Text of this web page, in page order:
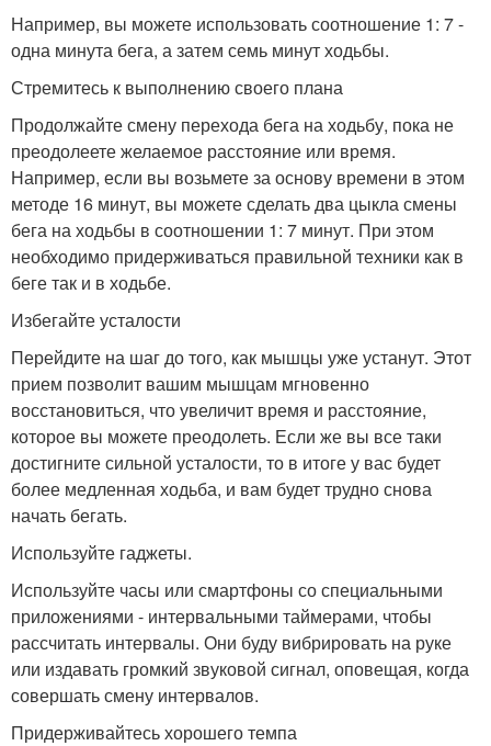
Например, вы можете использовать соотношение 1: 7 -
одна минута бега, а затем семь минут ходьбы.
Стремитесь к выполнению своего плана
Продолжайте смену перехода бега на ходьбу, пока не
преодолеете желаемое расстояние или время.
Например, если вы возьмете за основу времени в этом
методе 16 минут, вы можете сделать два цыкла смены
бега на ходьбы в соотношении 1: 7 минут. При этом
необходимо придерживаться правильной техники как в
беге так и в ходьбе.
Избегайте усталости
Перейдите на шаг до того, как мышцы уже устанут. Этот
прием позволит вашим мышцам мгновенно
восстановиться, что увеличит время и расстояние,
которое вы можете преодолеть. Если же вы все таки
достигните сильной усталости, то в итоге у вас будет
более медленная ходьба, и вам будет трудно снова
начать бегать.
Используйте гаджеты.
Используйте часы или смартфоны со специальными
приложениями - интервальными таймерами, чтобы
рассчитать интервалы. Они буду вибрировать на руке
или издавать громкий звуковой сигнал, оповещая, когда
совершать смену интервалов.
Придерживайтесь хорошего темпа